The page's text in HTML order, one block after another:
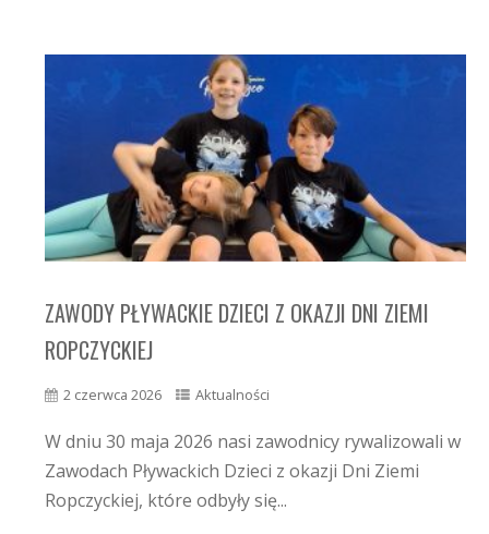
ZAWODY PŁYWACKIE DZIECI Z OKAZJI DNI ZIEMI
ROPCZYCKIEJ
2 czerwca 2026 Aktualności
W dniu 30 maja 2026 nasi zawodnicy rywalizowali w
Zawodach Pływackich Dzieci z okazji Dni Ziemi
Ropczyckiej, które odbyły się...